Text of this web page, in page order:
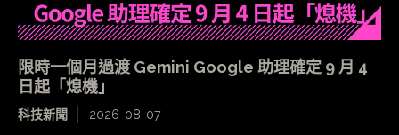
限時一個月過渡 Gemini Google 助理確定 9 月 4
日起「熄機」
科技新聞 2026-08-07